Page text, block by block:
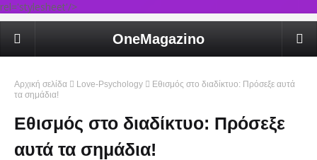
rel='stylesheet'/>
OneMagazino
Αρχική σελίδα Love-Psychology
Eθισμός στο διαδίκτυο: Πρόσεξε αυτά
τα σημάδια!
Eθισμός στο διαδίκτυο: Πρόσεξε
αυτά τα σημάδια!